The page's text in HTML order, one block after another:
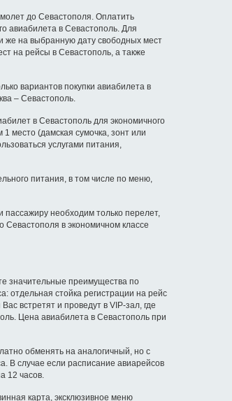
до Севастополя. Оплатить
авиабилета в Севастополь. Для
же на выбранную дату свободных мест
на рейсы в Севастополь, а также
вариантов покупки авиабилета в
– Севастополь.
в Севастополь для экономичного
место (дамская сумочка, зонт или
услугами питания,
питания, в том числе по меню,
необходим только перелет,
в экономичном классе
значительные преимущества по
отдельная стойка регистрации на рейс
встретят и проведут в VIP-зал, где
Цена авиабилета в Севастополь при
обменять на аналогичный, но с
В случае если расписание авиарейсов
12 часов.
карта, эксклюзивное меню